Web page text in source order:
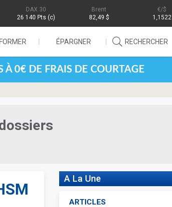
DAX 30
26 140 Pts (c)
Brent
82,49 $
/$
1,1522
ÉPARGNER RECHERCHER
À 0€ DE FRAIS DE COURTAGE
A La Une
ARTICLES